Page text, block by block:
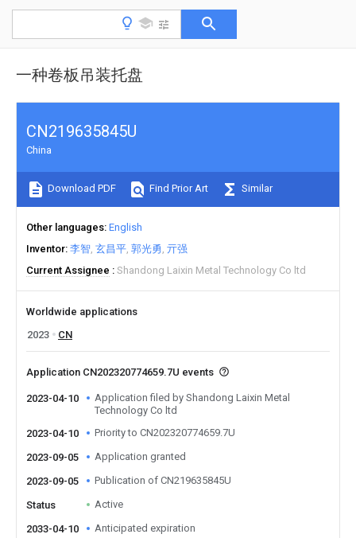
一种卷板吊装托盘
CN219635845U
China
Download PDF Find Prior Art Similar
Other languages English
Inventor 李智 玄昌平 郭光勇 亓强
Current Assignee
Shandong Laixin Metal Technology Co ltd
Worldwide applications
2023
CN
Application CN202320774659.7U events
2023-04-10
Application filed by Shandong Laixin Metal
Technology Co ltd
2023-04-10
Priority to CN202320774659.7U
2023-09-05 Application granted
2023-09-05 Publication of CN219635845U
Status Active
2033-04-10 Anticipated expiration